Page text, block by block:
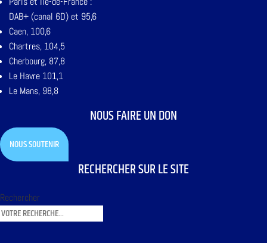
DAB+ (canal 6D) et 95,6
Caen, 100,6
Chartres, 104,5
Cherbourg, 87,8
Le Havre 101,1
Le Mans, 98,8
NOUS FAIRE UN DON
NOUS SOUTENIR
RECHERCHER SUR LE SITE
Rechercher